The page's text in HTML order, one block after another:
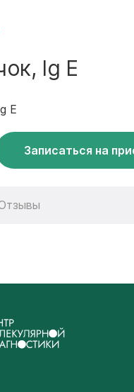
Ig E
E
Записаться на